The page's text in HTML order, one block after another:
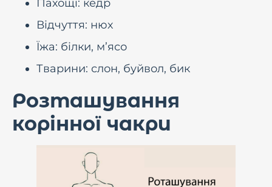
Пахощі: кедр
Відчуття: нюх
Їжа: білки, м’ясо
Тварини: слон, буйвол, бик
Розташування
корінної чакри